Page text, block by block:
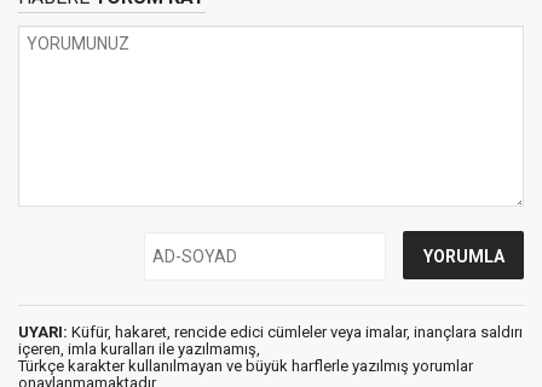
UYARI: Küfür, hakaret, rencide edici cümleler veya imalar, inançlara saldırı
içeren, imla kuralları ile yazılmamış,
Türkçe karakter kullanılmayan ve büyük harflerle yazılmış yorumlar
onaylanmamaktadır.